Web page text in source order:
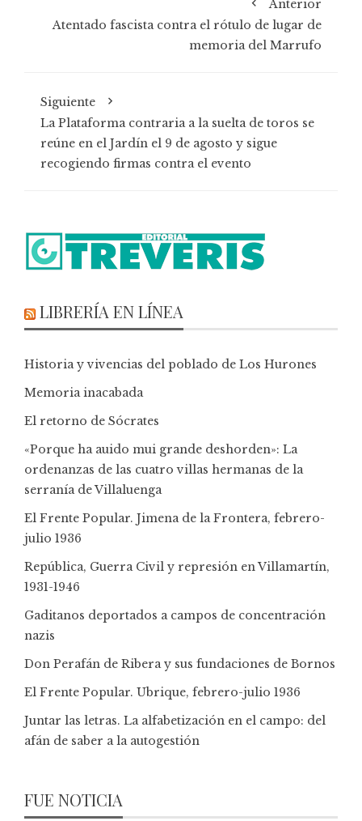
Anterior
Atentado fascista contra el rótulo de lugar de
memoria del Marrufo
Siguiente
La Plataforma contraria a la suelta de toros se
reúne en el Jardín el 9 de agosto y sigue
recogiendo firmas contra el evento
LIBRERÍA EN LÍNEA
Historia y vivencias del poblado de Los Hurones
Memoria inacabada
El retorno de Sócrates
«Porque ha auido mui grande deshorden»: La
ordenanzas de las cuatro villas hermanas de la
serranía de Villaluenga
El Frente Popular. Jimena de la Frontera, febrero-
julio 1936
República, Guerra Civil y represión en Villamartín,
1931-1946
Gaditanos deportados a campos de concentración
nazis
Don Perafán de Ribera y sus fundaciones de Bornos
El Frente Popular. Ubrique, febrero-julio 1936
Juntar las letras. La alfabetización en el campo: del
afán de saber a la autogestión
FUE NOTICIA